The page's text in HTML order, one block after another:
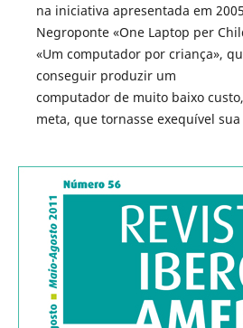
na iniciativa apresentada em
Negroponte «One Laptop per
«Um computador por criança»,
conseguir produzir um
computador de muito baixo
meta, que tornasse exequível